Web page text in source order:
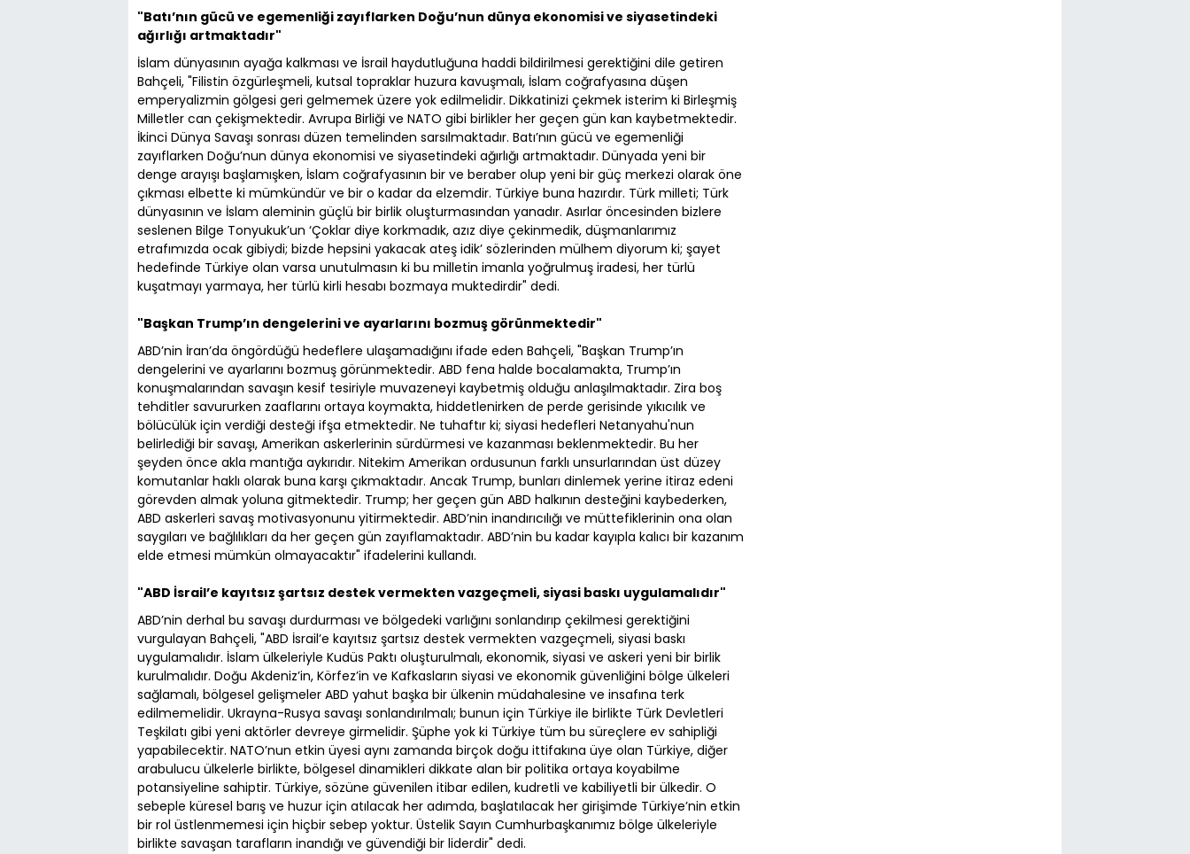
"Batı’nın gücü ve egemenliği zayıflarken Doğu’nun dünya ekonomisi ve siyasetindeki
ağırlığı artmaktadır"
İslam dünyasının ayağa kalkması ve İsrail haydutluğuna haddi bildirilmesi gerektiğini dile getiren
Bahçeli, "Filistin özgürleşmeli, kutsal topraklar huzura kavuşmalı, İslam coğrafyasına düşen
emperyalizmin gölgesi geri gelmemek üzere yok edilmelidir. Dikkatinizi çekmek isterim ki Birleşmiş
Milletler can çekişmektedir. Avrupa Birliği ve NATO gibi birlikler her geçen gün kan kaybetmektedir.
İkinci Dünya Savaşı sonrası düzen temelinden sarsılmaktadır. Batı’nın gücü ve egemenliği
zayıflarken Doğu’nun dünya ekonomisi ve siyasetindeki ağırlığı artmaktadır. Dünyada yeni bir
denge arayışı başlamışken, İslam coğrafyasının bir ve beraber olup yeni bir güç merkezi olarak öne
çıkması elbette ki mümkündür ve bir o kadar da elzemdir. Türkiye buna hazırdır. Türk milleti; Türk
dünyasının ve İslam aleminin güçlü bir birlik oluşturmasından yanadır. Asırlar öncesinden bizlere
seslenen Bilge Tonyukuk’un ‘Çoklar diye korkmadık, azız diye çekinmedik, düşmanlarımız
etrafımızda ocak gibiydi; bizde hepsini yakacak ateş idik’ sözlerinden mülhem diyorum ki; şayet
hedefinde Türkiye olan varsa unutulmasın ki bu milletin imanla yoğrulmuş iradesi, her türlü
kuşatmayı yarmaya, her türlü kirli hesabı bozmaya muktedirdir" dedi.
"Başkan Trump’ın dengelerini ve ayarlarını bozmuş görünmektedir"
ABD’nin İran’da öngördüğü hedeflere ulaşamadığını ifade eden Bahçeli, "Başkan Trump’ın
dengelerini ve ayarlarını bozmuş görünmektedir. ABD fena halde bocalamakta, Trump’ın
konuşmalarından savaşın kesif tesiriyle muvazeneyi kaybetmiş olduğu anlaşılmaktadır. Zira boş
tehditler savururken zaaflarını ortaya koymakta, hiddetlenirken de perde gerisinde yıkıcılık ve
bölücülük için verdiği desteği ifşa etmektedir. Ne tuhaftır ki; siyasi hedefleri Netanyahu'nun
belirlediği bir savaşı, Amerikan askerlerinin sürdürmesi ve kazanması beklenmektedir. Bu her
şeyden önce akla mantığa aykırıdır. Nitekim Amerikan ordusunun farklı unsurlarından üst düzey
komutanlar haklı olarak buna karşı çıkmaktadır. Ancak Trump, bunları dinlemek yerine itiraz edeni
görevden almak yoluna gitmektedir. Trump; her geçen gün ABD halkının desteğini kaybederken,
ABD askerleri savaş motivasyonunu yitirmektedir. ABD’nin inandırıcılığı ve müttefiklerinin ona olan
saygıları ve bağlılıkları da her geçen gün zayıflamaktadır. ABD’nin bu kadar kayıpla kalıcı bir kazanım
elde etmesi mümkün olmayacaktır" ifadelerini kullandı.
"ABD İsrail’e kayıtsız şartsız destek vermekten vazgeçmeli, siyasi baskı uygulamalıdır"
ABD’nin derhal bu savaşı durdurması ve bölgedeki varlığını sonlandırıp çekilmesi gerektiğini
vurgulayan Bahçeli, "ABD İsrail’e kayıtsız şartsız destek vermekten vazgeçmeli, siyasi baskı
uygulamalıdır. İslam ülkeleriyle Kudüs Paktı oluşturulmalı, ekonomik, siyasi ve askeri yeni bir birlik
kurulmalıdır. Doğu Akdeniz’in, Körfez’in ve Kafkasların siyasi ve ekonomik güvenliğini bölge ülkeleri
sağlamalı, bölgesel gelişmeler ABD yahut başka bir ülkenin müdahalesine ve insafına terk
edilmemelidir. Ukrayna-Rusya savaşı sonlandırılmalı; bunun için Türkiye ile birlikte Türk Devletleri
Teşkilatı gibi yeni aktörler devreye girmelidir. Şüphe yok ki Türkiye tüm bu süreçlere ev sahipliği
yapabilecektir. NATO’nun etkin üyesi aynı zamanda birçok doğu ittifakına üye olan Türkiye, diğer
arabulucu ülkelerle birlikte, bölgesel dinamikleri dikkate alan bir politika ortaya koyabilme
potansiyeline sahiptir. Türkiye, sözüne güvenilen itibar edilen, kudretli ve kabiliyetli bir ülkedir. O
sebeple küresel barış ve huzur için atılacak her adımda, başlatılacak her girişimde Türkiye’nin etkin
bir rol üstlenmemesi için hiçbir sebep yoktur. Üstelik Sayın Cumhurbaşkanımız bölge ülkeleriyle
birlikte savaşan tarafların inandığı ve güvendiği bir liderdir" dedi.